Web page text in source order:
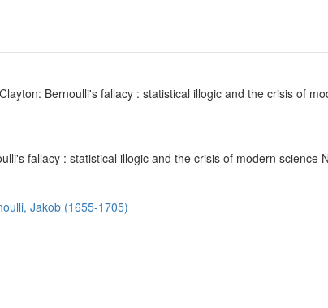
Bernoulli's fallacy : statistical illogic and the crisis of
fallacy : statistical illogic and the crisis of modern science
Jakob (1655-1705)